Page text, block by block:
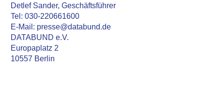
Detlef Sander, Geschäftsführer
Tel: 030-220661600
E-Mail: presse@databund.de
DATABUND e.V.
Europaplatz 2
10557 Berlin